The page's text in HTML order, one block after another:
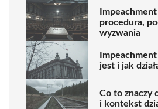
procedura,
wyzwania
jest i jak
Co to znaczy
i kontekst